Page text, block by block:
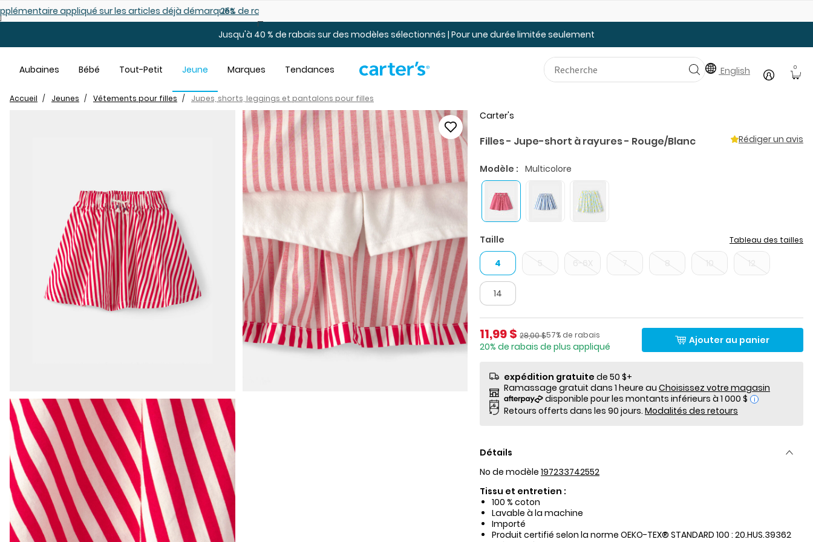
démarqués25% de rabais: modèles pour bébé
Jusqu'à 40 % de rabais sur des modèles sélectionnés | Pour une durée limitée seulement
Aubaines Bébé Tout-Petit Jeune Marques Tendances English 0
Accueil Jeunes Vêtements pour filles Jupes, shorts, leggings et pantalons pour filles
Carter's
Filles - Jupe-short à rayures - Rouge/Blanc Rédiger un avis
Modèle : Multicolore
Taille Tableau des tailles
4
14
Prix de solde
11,99 $ Pourcentage de rabais
57% de rabais
Prix ​​de détail suggéré par le fabricant
28,00 $
20% de rabais de plus appliqué
Ajouter au panier
expédition gratuite de 50 $+
Ramassage gratuit dans 1 heure au Choisissez votre magasin
i
Retours offerts dans les 90 jours. Modalités des retours
Détails
No de modèle 197233742552
Tissu et entretien :
100 % coton
Lavable à la machine
Importé
Produit certifié selon la norme OEKO-TEX® STANDARD 100 : 20.HUS.39362